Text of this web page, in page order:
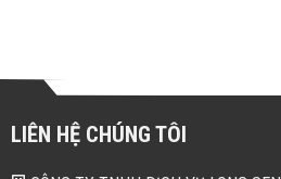
LIÊN HỆ CHÚNG TÔI